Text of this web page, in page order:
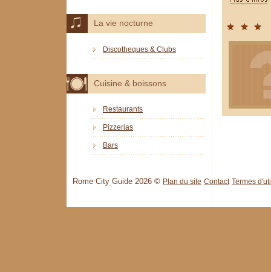
La vie nocturne
Discotheques & Clubs
Cuisine & boissons
Restaurants
Pizzerias
Bars
Rome City Guide 2026 © Plan du site Contact Termes